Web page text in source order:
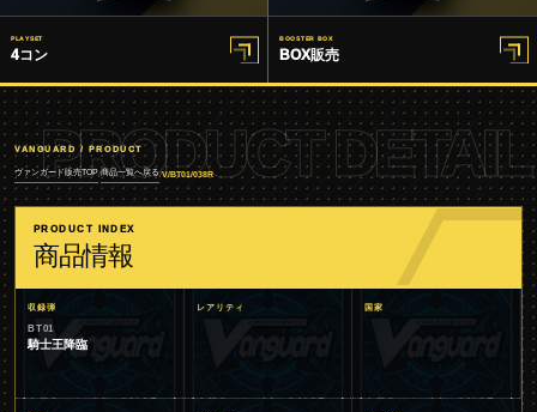
PLAYSET
4コン
BOOSTER BOX
BOX販売
PRODUCT DETAIL
VANGUARD / PRODUCT
ヴァンガード販売TOP/商品一覧へ戻る/V/BT01/038R
PRODUCT INDEX
商品情報
収録弾
BT01
騎士王降臨
レアリティ 国家